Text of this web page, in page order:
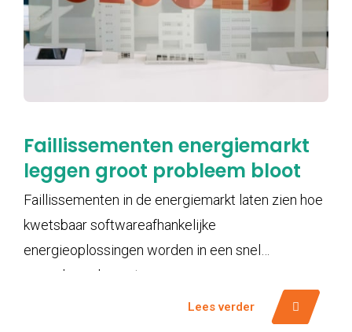
Faillissementen energiemarkt
leggen groot probleem bloot
Faillissementen in de energiemarkt laten zien hoe
kwetsbaar softwareafhankelijke
energieoplossingen worden in een snel
veranderende sector.
Lees verder